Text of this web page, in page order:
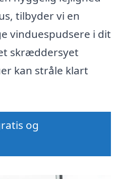
tilbyder vi en
vinduespudsere i dit
skræddersyet
kan stråle klart
og